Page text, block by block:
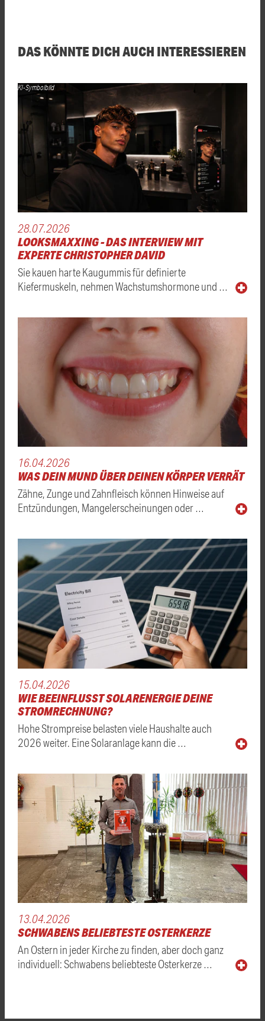
DAS KÖNNTE DICH AUCH INTERESSIEREN
KI-Symbolbild
28.07.2026
LOOKSMAXXING - DAS INTERVIEW MIT
EXPERTE CHRISTOPHER DAVID
Sie kauen harte Kaugummis für definierte
Kiefermuskeln, nehmen Wachstumshormone und …
16.04.2026
WAS DEIN MUND ÜBER DEINEN KÖRPER VERRÄT
Zähne, Zunge und Zahnfleisch können Hinweise auf
Entzündungen, Mangelerscheinungen oder …
15.04.2026
WIE BEEINFLUSST SOLARENERGIE DEINE
STROMRECHNUNG?
Hohe Strompreise belasten viele Haushalte auch
2026 weiter. Eine Solaranlage kann die …
13.04.2026
SCHWABENS BELIEBTESTE OSTERKERZE
An Ostern in jeder Kirche zu finden, aber doch ganz
individuell: Schwabens beliebteste Osterkerze …